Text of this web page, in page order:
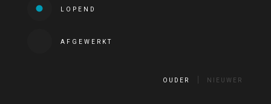
LOPEND
AFGEWERKT
OUDER NIEUWER